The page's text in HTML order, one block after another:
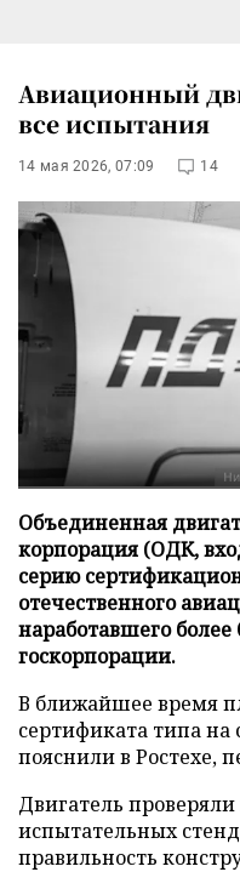
Авиационный
все испытания
14 мая 2026, 07:09 14
Объединенная
корпорация (ОДК,
серию
отечественного
наработавшего более
госкорпорации.
В ближайшее время
сертификата типа на
пояснили в Ростехе,
Двигатель проверяли
испытательных
правильность